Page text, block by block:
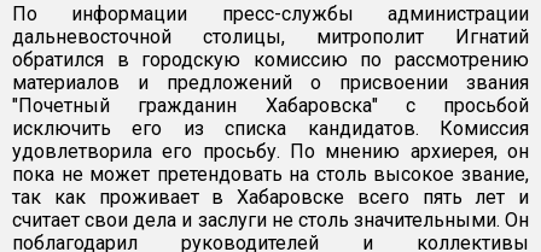
По информации пресс-службы администрации
дальневосточной столицы, митрополит Игнатий
обратился в городскую комиссию по рассмотрению
материалов и предложений о присвоении звания
"Почетный гражданин Хабаровска" с просьбой
исключить его из списка кандидатов. Комиссия
удовлетворила его просьбу. По мнению архиерея, он
пока не может претендовать на столь высокое звание,
так как проживает в Хабаровске всего пять лет и
считает свои дела и заслуги не столь значительными. Он
поблагодарил руководителей и коллективы